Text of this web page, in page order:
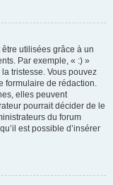
utilisées grâce à un
Par exemple, « :) »
tristesse. Vous pouvez
formulaire de rédaction.
elles peuvent
pourrait décider de le
du forum
est possible d’insérer